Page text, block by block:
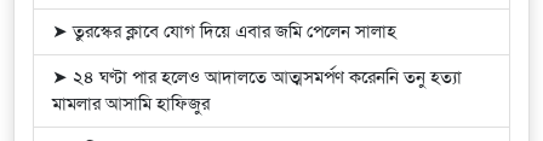
➤ তুরস্কের ক্লাবে যোগ দিয়ে এবার জমি পেলেন সালাহ
➤ ২৪ ঘণ্টা পার হলেও আদালতে আত্মসমর্পণ করেননি তনু হত্যা
মামলার আসামি হাফিজুর